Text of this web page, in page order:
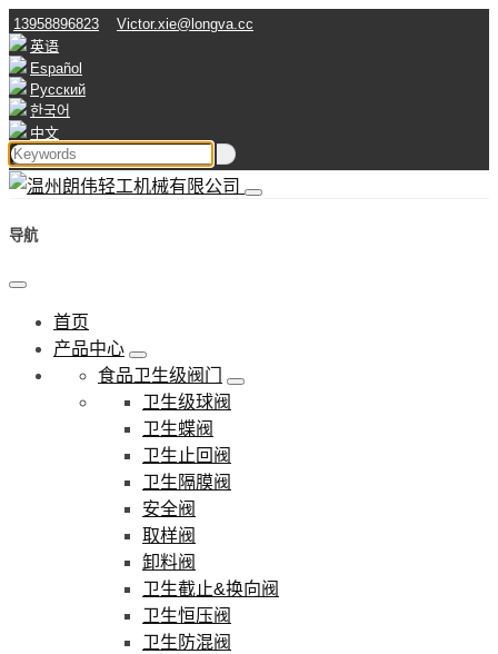
13958896823
Victor.xie@longva.cc
英语
Español
Русский
한국어
中文
导航
首页
产品中心
食品卫生级阀门
卫生级球阀
卫生蝶阀
卫生止回阀
卫生隔膜阀
安全阀
取样阀
卸料阀
卫生截止&换向阀
卫生恒压阀
卫生防混阀